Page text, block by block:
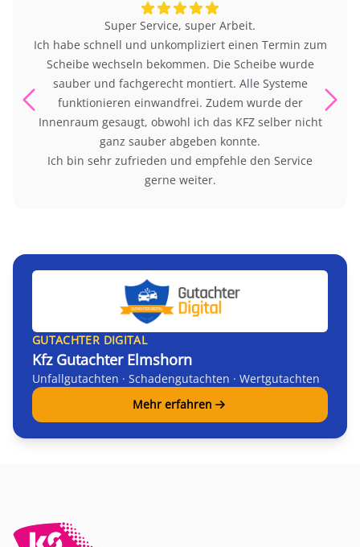
Super Service, super Arbeit.
Ich habe schnell und unkompliziert einen Termin zum
Scheibe wechseln bekommen. Die Scheibe wurde
sauber und fachgerecht montiert. Alle Systeme
funktionieren einwandfrei. Zudem wurde der
Innenraum gesaugt, obwohl ich das KFZ selber nicht
ganz sauber abgeben konnte.
Ich bin sehr zufrieden und empfehle den Service
gerne weiter.
GUTACHTER DIGITAL
Kfz Gutachter Elmshorn
Unfallgutachten · Schadengutachten · Wertgutachten
Mehr erfahren